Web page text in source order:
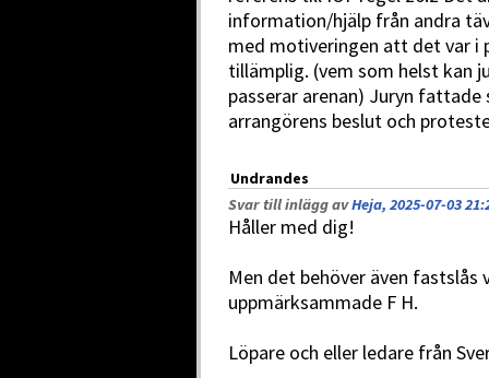
information/hjälp från andra
med motiveringen att det var i
tillämplig. (vem som helst kan
passerar arenan) Juryn
arrangörens beslut och
Undrandes
Svar till inlägg avHeja, 2025-07-03
Håller med dig!
Men det behöver även
uppmärksammade F H.
Löpare och eller ledare från